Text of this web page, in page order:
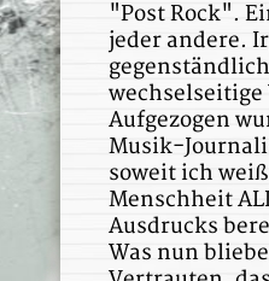
"Post Rock".
jeder andere.
Aufgezogen
Musik-
soweit ich
Menschheit
Ausdrucks
Was nun